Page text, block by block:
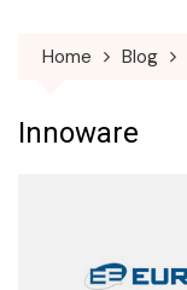
Home Blog
Innoware